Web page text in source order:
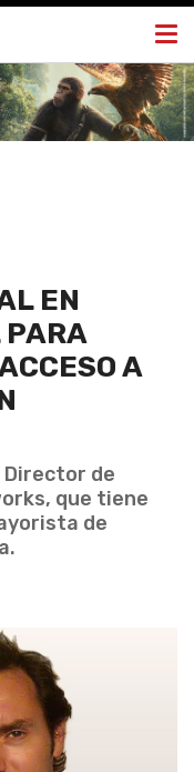
EN
PARA
A
Director de
que tiene
de